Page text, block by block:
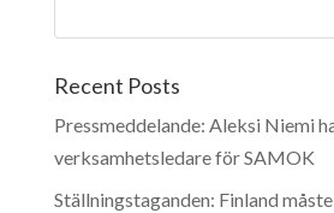
Recent Posts
Pressmeddelande: Aleksi Niemi
verksamhetsledare för SAMOK
Ställningstaganden: Finland